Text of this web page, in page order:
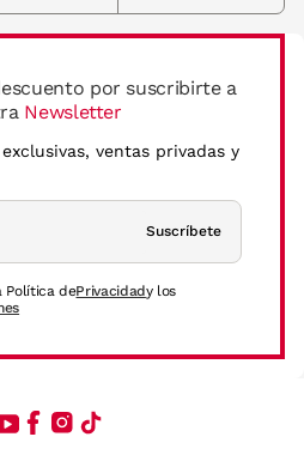
por suscribirte a
Newsletter
ventas privadas y
Suscríbete
Política dePrivacidady los